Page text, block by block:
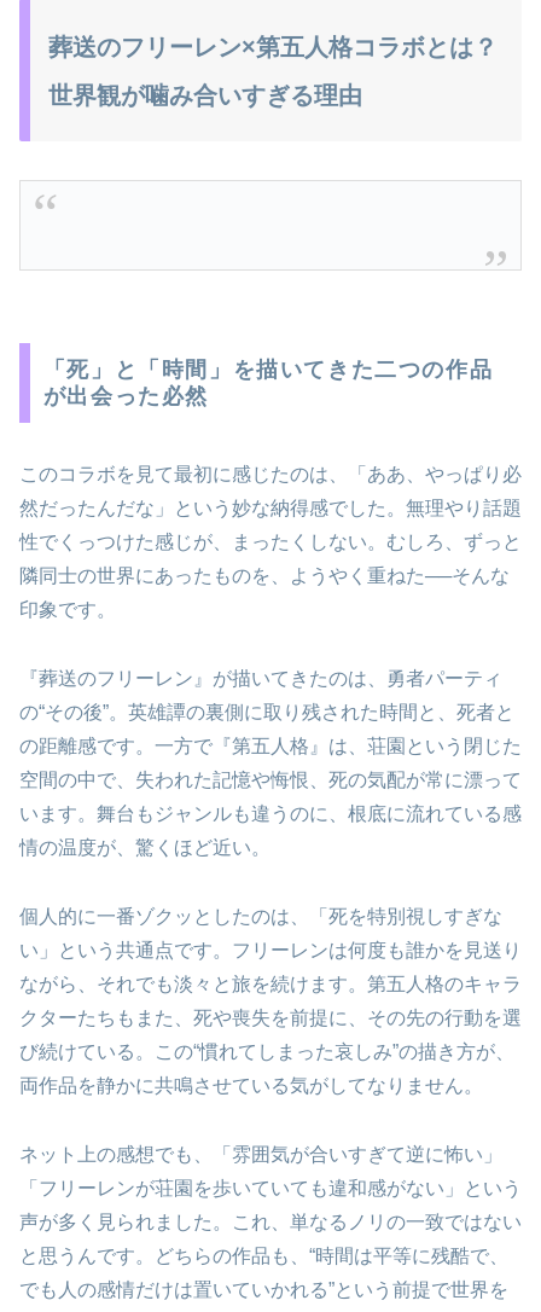
葬送のフリーレン×第五人格コラボとは？
世界観が噛み合いすぎる理由
「死」と「時間」を描いてきた二つの作品
が出会った必然
このコラボを見て最初に感じたのは、「ああ、やっぱり必
然だったんだな」という妙な納得感でした。無理やり話題
性でくっつけた感じが、まったくしない。むしろ、ずっと
隣同士の世界にあったものを、ようやく重ねた──そんな
印象です。
『葬送のフリーレン』が描いてきたのは、勇者パーティ
の“その後”。英雄譚の裏側に取り残された時間と、死者と
の距離感です。一方で『第五人格』は、荘園という閉じた
空間の中で、失われた記憶や悔恨、死の気配が常に漂って
います。舞台もジャンルも違うのに、根底に流れている感
情の温度が、驚くほど近い。
個人的に一番ゾクッとしたのは、「死を特別視しすぎな
い」という共通点です。フリーレンは何度も誰かを見送り
ながら、それでも淡々と旅を続けます。第五人格のキャラ
クターたちもまた、死や喪失を前提に、その先の行動を選
び続けている。この“慣れてしまった哀しみ”の描き方が、
両作品を静かに共鳴させている気がしてなりません。
ネット上の感想でも、「雰囲気が合いすぎて逆に怖い」
「フリーレンが荘園を歩いていても違和感がない」という
声が多く見られました。これ、単なるノリの一致ではない
と思うんです。どちらの作品も、“時間は平等に残酷で、
でも人の感情だけは置いていかれる”という前提で世界を